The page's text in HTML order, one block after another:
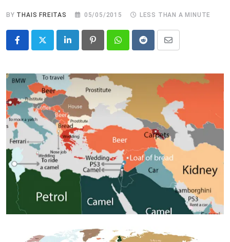
BY THAIS FREITAS 05/05/2015 LESS THAN A MINUTE
LinkedIn PinterestWhatsappRedditShare
Email